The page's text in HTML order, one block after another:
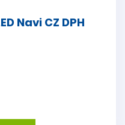
Navi CZ DPH